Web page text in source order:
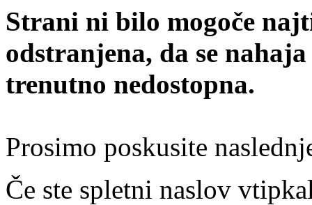
Strani ni bilo mogoče
odstranjena, da se
trenutno nedostopna.
Prosimo poskusite
Če ste spletni naslov